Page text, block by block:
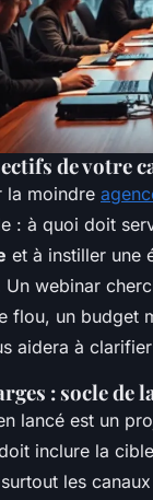
de votre
la moindre
: à quoi doit
et à instiller une
Un webinar
flou, un budget
aidera à
: socle de
lancé est un
inclure la
les